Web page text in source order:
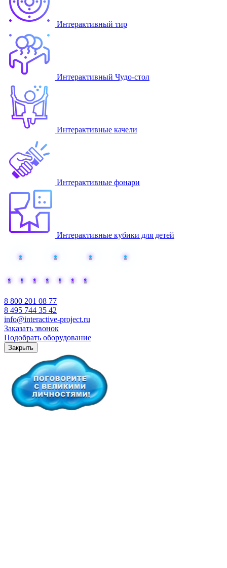
Интерактивный тир
Интерактивный Чудо-стол
Интерактивные качели
Интерактивные фонари
Интерактивные кубики для детей
8 800 201 08 77
8 495 744 35 42
info@interactive-project.ru
Заказать звонок
Подобрать оборудование
Закрыть